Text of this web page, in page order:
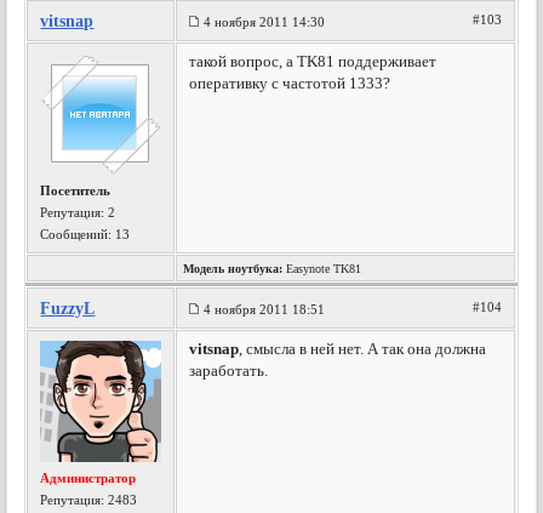
vitsnap 4 ноября 2011 14:30 #103
Посетитель
Репутация:2
Сообщений: 13
такой вопрос, а TK81 поддерживает
оперативку с частотой 1333?
Модель ноутбука: Easynote TK81
FuzzyL 4 ноября 2011 18:51 #104
Администратор
Репутация:2483
vitsnap, смысла в ней нет. А так она должна
заработать.